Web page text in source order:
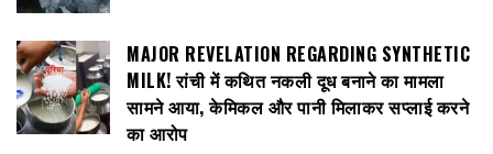
MAJOR REVELATION REGARDING SYNTHETIC
MILK! रांची में कथित नकली दूध बनाने का मामला
सामने आया, केमिकल और पानी मिलाकर सप्लाई करने
का आरोप